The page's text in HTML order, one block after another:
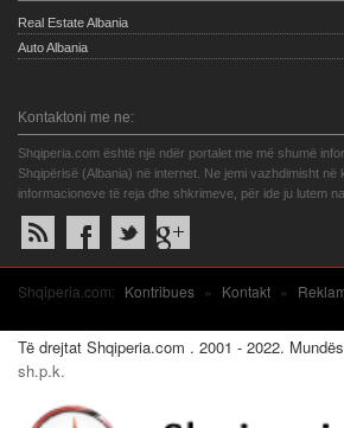
Real Estate Albania
Auto Albania
Kontaktoni me ne:
Shqiperia.com është një ndër portalet me më shumë
Shqipërisë (Albania) në internet. Ne jemi vazhdimisht në
informacioneve të reja dhe shkrimeve, për ide ju lutem na
Shqiperia.com: Kontribues » Kontakt »
Të drejtat Shqiperia.com . 2001 - 2022.
sh.p.k.